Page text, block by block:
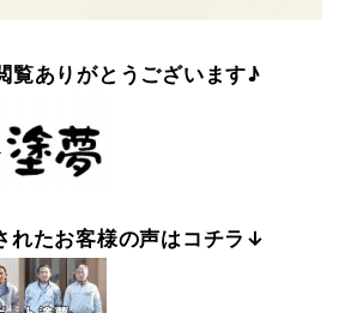
覧ありがとうございます♪
たお客様の声はコチラ↓